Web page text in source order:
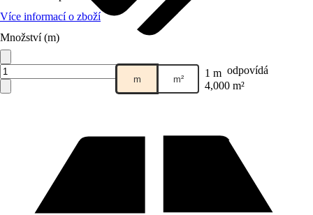
Prodej přes: HORNBACH
Více informací o zboží
Množství (m)
m m² 1 m odpovídá
4,000 m²